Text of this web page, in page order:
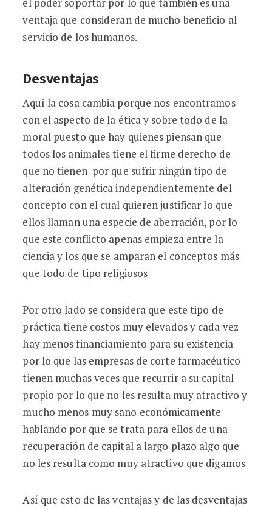
ventaja que consideran de mucho beneficio al
servicio de los humanos.
Desventajas
Aquí la cosa cambia porque nos encontramos
con el aspecto de la ética y sobre todo de la
moral puesto que hay quienes piensan que
todos los animales tiene el firme derecho de
que no tienen por que sufrir ningún tipo de
alteración genética independientemente del
concepto con el cual quieren justificar lo que
ellos llaman una especie de aberración, por lo
que este conflicto apenas empieza entre la
ciencia y los que se amparan el conceptos más
que todo de tipo religiosos
Por otro lado se considera que este tipo de
práctica tiene costos muy elevados y cada vez
hay menos financiamiento para su existencia
por lo que las empresas de corte farmacéutico
tienen muchas veces que recurrir a su capital
propio por lo que no les resulta muy atractivo y
mucho menos muy sano económicamente
hablando por que se trata para ellos de una
recuperación de capital a largo plazo algo que
no les resulta como muy atractivo que digamos
Así que esto de las ventajas y de las desventajas